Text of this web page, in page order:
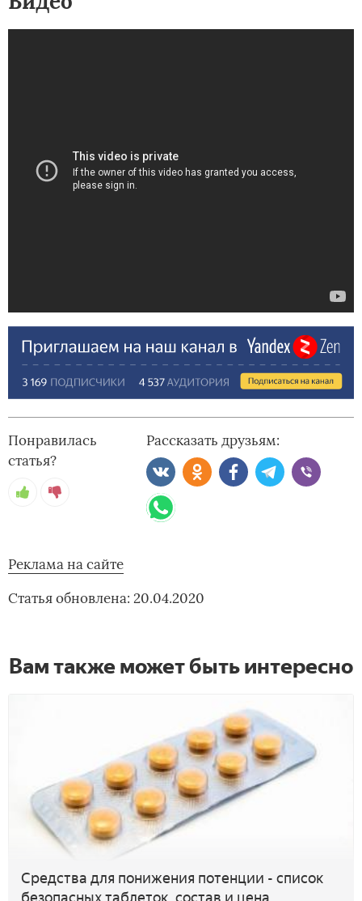
Понравилась
статья?
Рассказать друзьям:
Реклама на сайте
Статья обновлена: 20.04.2020
Вам также может быть интересно
Средства для понижения потенции - список